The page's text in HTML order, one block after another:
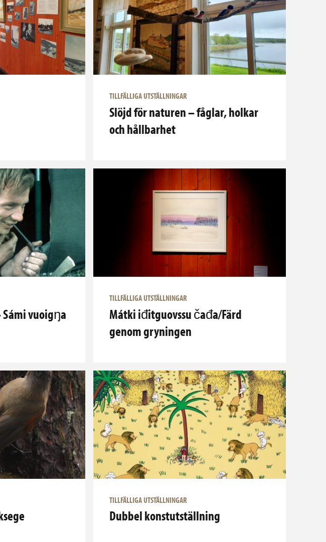
TILLFÄLLIGA UTSTÄLLNINGAR
Slöjd för naturen – fåglar, holkar
och hållbarhet
vuoigŋa
TILLFÄLLIGA UTSTÄLLNINGAR
Mátki iđitguovssu čađa/Färd
genom gryningen
TILLFÄLLIGA UTSTÄLLNINGAR
Dubbel konstutställning